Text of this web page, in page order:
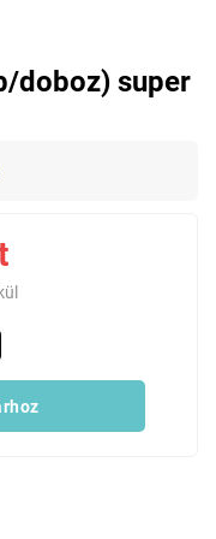
doboz) super